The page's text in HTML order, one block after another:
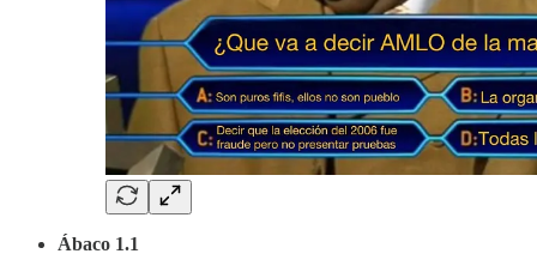
Ábaco 1.1